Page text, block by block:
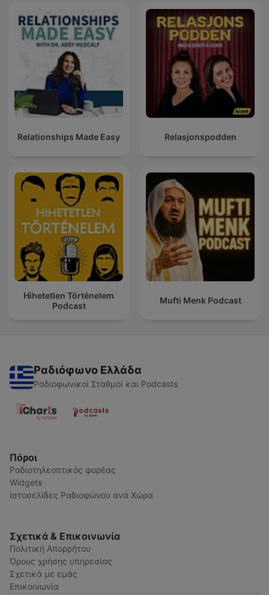
Relationships Made Easy Relasjonspodden
Hihetetlen Történelem
Podcast
Mufti Menk Podcast
Ραδιόφωνο Ελλάδα
Ραδιοφωνικοί Σταθμοί και Podcasts
Πόροι
Ραδιοτηλεοπτικός φορέας
Widgets
Ιστοσελίδες Ραδιοφώνου ανά Χώρα
Σχετικά & Επικοινωνία
Πολιτική Απορρήτου
Όρους χρήσης υπηρεσίας
Σχετικά με εμάς
Επικοινωνία